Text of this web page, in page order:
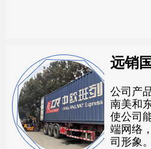
远销
公司产
南美和
使公司
端网络
司形象。